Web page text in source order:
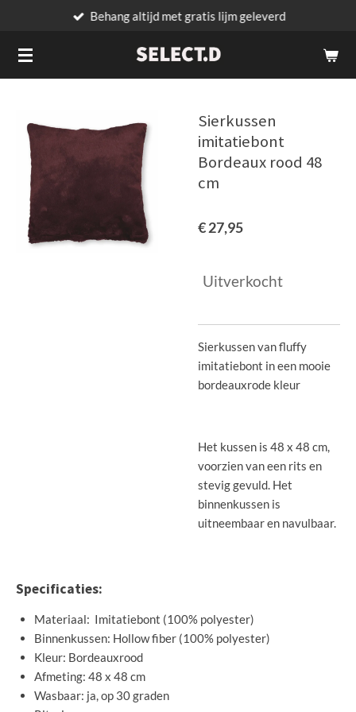
naar
Behang altijd met gratis lijm geleverd
Sierkussen
imitatiebont
Bordeaux rood 48
cm
€ 27,95
Uitverkocht
Sierkussen van fluffy
imitatiebont in een mooie
bordeauxrode kleur
Het kussen is 48 x 48 cm,
voorzien van een rits en
stevig gevuld. Het
binnenkussen is
uitneembaar en navulbaar.
Specificaties:
Materiaal: Imitatiebont (100% polyester)
Binnenkussen: Hollow fiber (100% polyester)
Kleur: Bordeauxrood
Afmeting: 48 x 48 cm
Wasbaar: ja, op 30 graden